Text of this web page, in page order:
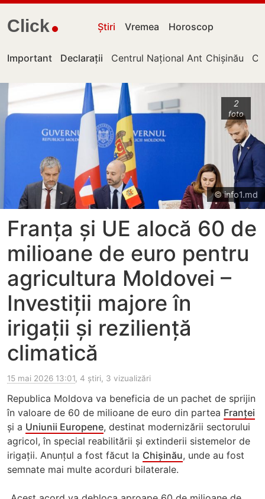
Click Știri Vremea Horoscop
Important Declarații Centrul Național Anticorupție
Chișinău
2
foto
© info1.md
Franța și UE alocă 60 de
milioane de euro pentru
agricultura Moldovei –
Investiții majore în
irigații și reziliență
climatică
15 mai 2026 13:01, 4 știri, 3 vizualizări
Republica Moldova va beneficia de un pachet de sprijin
în valoare de 60 de milioane de euro din partea Franței
și a Uniunii Europene, destinat modernizării sectorului
agricol, în special reabilitării și extinderii sistemelor de
irigații. Anunțul a fost făcut la Chișinău, unde au fost
semnate mai multe acorduri bilaterale.